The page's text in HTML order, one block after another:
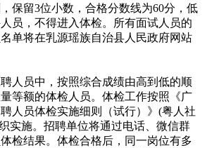
保留3位小数，合格分数线为60分，低
员，不得进入体检。所有面试人员的
单将在乳源瑶族自治县人民政府网站
人员中，按照综合成绩由高到低的顺
等额的体检人员。体检工作按照《广
人员体检实施细则（试行）》(粤人社
实施。招聘单位将通过电话、微信群
检结果。体检合格后，同一岗位有多